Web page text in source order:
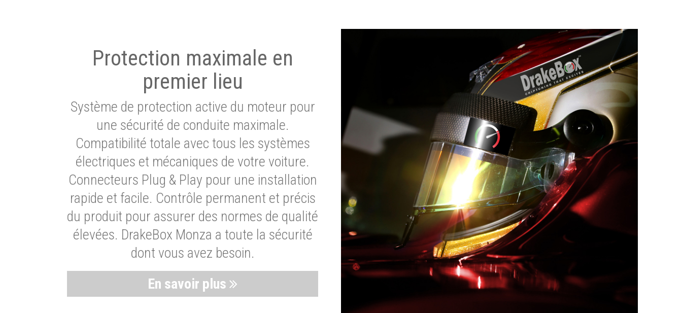
Protection maximale en
premier lieu
Système de protection active du moteur pour
une sécurité de conduite maximale.
Compatibilité totale avec tous les systèmes
électriques et mécaniques de votre voiture.
Connecteurs Plug & Play pour une installation
rapide et facile. Contrôle permanent et précis
du produit pour assurer des normes de qualité
élevées. DrakeBox Monza a toute la sécurité
dont vous avez besoin.
En savoir plus